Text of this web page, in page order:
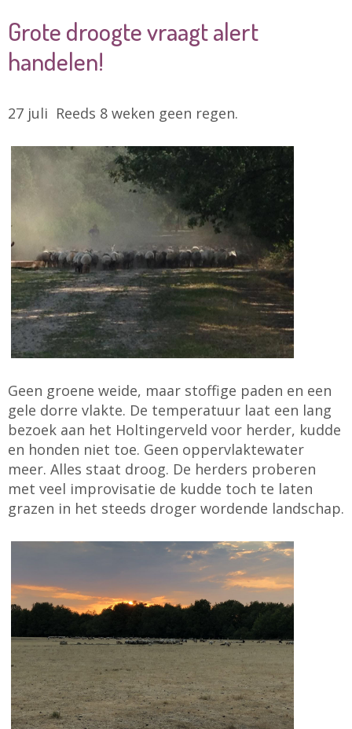
Grote droogte vraagt alert
handelen!
27 juli Reeds 8 weken geen regen.
Geen groene weide, maar stoffige paden en een
gele dorre vlakte. De temperatuur laat een lang
bezoek aan het Holtingerveld voor herder, kudde
en honden niet toe. Geen oppervlaktewater
meer. Alles staat droog. De herders proberen
met veel improvisatie de kudde toch te laten
grazen in het steeds droger wordende landschap.